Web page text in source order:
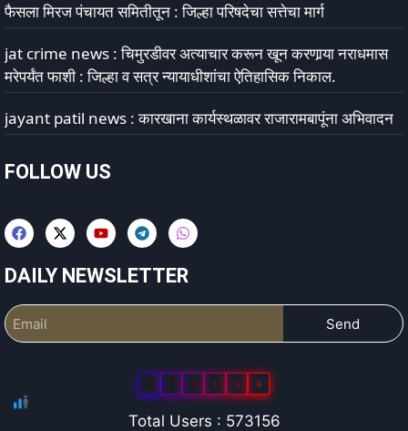
फैसला मिरज पंचायत समितीतून : जिल्हा परिषदेचा सत्तेचा मार्ग
jat crime news : चिमुरडीवर अत्याचार करून खून करणार्‍या नराधमास
मरेपर्यंत फाशी : जिल्हा व सत्र न्यायाधीशांचा ऐतिहासिक निकाल.
jayant patil news : कारखाना कार्यस्थळावर राजारामबापूंना अभिवादन
FOLLOW US
DAILY NEWSLETTER
Send
5 7 3 1 5 6
Total Users : 573156